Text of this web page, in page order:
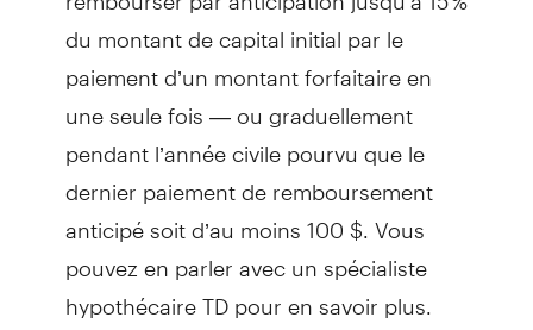
du montant de capital initial par le
paiement d’un montant forfaitaire en
une seule fois — ou graduellement
pendant l’année civile pourvu que le
dernier paiement de remboursement
anticipé soit d’au moins 100 $. Vous
pouvez en parler avec un spécialiste
hypothécaire TD pour en savoir plus.